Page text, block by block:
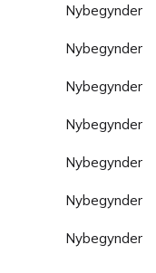
Nybegynder
Nybegynder
Nybegynder
Nybegynder
Nybegynder
Nybegynder
Nybegynder